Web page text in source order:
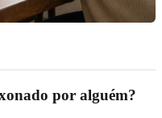
por alguém?